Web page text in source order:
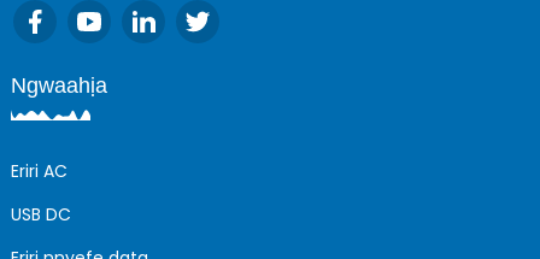
Ngwaahịa
Eriri AC
USB DC